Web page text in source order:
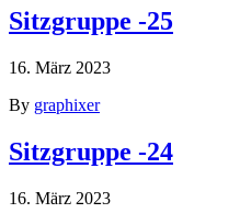
Sitzgruppe -25
16. März 2023
By graphixer
Sitzgruppe -24
16. März 2023